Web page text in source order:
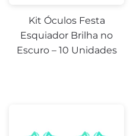
Kit Óculos Festa
Esquiador Brilha no
Escuro – 10 Unidades